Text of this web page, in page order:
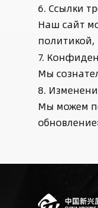
6. Ссылки
Наш сайт
7.
Мы
8.
Мы можем